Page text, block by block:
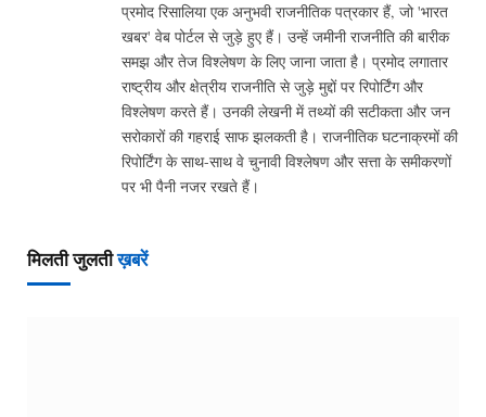
प्रमोद रिसालिया एक अनुभवी राजनीतिक पत्रकार हैं, जो 'भारत
खबर' वेब पोर्टल से जुड़े हुए हैं। उन्हें जमीनी राजनीति की बारीक
समझ और तेज विश्लेषण के लिए जाना जाता है। प्रमोद लगातार
राष्ट्रीय और क्षेत्रीय राजनीति से जुड़े मुद्दों पर रिपोर्टिंग और
विश्लेषण करते हैं। उनकी लेखनी में तथ्यों की सटीकता और जन
सरोकारों की गहराई साफ झलकती है। राजनीतिक घटनाक्रमों की
रिपोर्टिंग के साथ-साथ वे चुनावी विश्लेषण और सत्ता के समीकरणों
पर भी पैनी नजर रखते हैं।
मिलती जुलतीख़बरें